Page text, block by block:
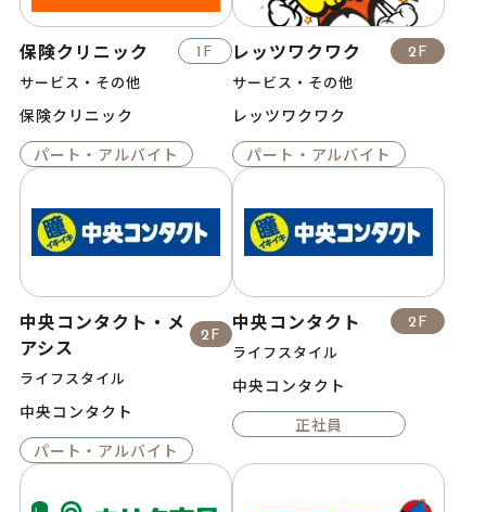
保険クリニック 1F
サービス・その他
保険クリニック
パート・アルバイト
レッツワクワク 2F
サービス・その他
レッツワクワク
パート・アルバイト
中央コンタクト・メ
アシス
2F
ライフスタイル
中央コンタクト
パート・アルバイト
中央コンタクト 2F
ライフスタイル
中央コンタクト
正社員